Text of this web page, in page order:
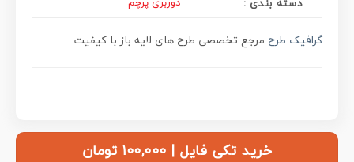
دسته بندی : دوربری پرچم
گرافیک طرح مرجع تخصصی طرح های لایه باز با کیفیت
خرید تکی فایل | ۱۰۰,۰۰۰ تومان